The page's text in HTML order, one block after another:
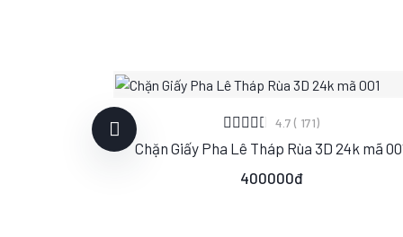
XEM CHI TIẾT
S M L
4.7 ( 171)
Chặn Giấy Pha Lê Tháp Rùa 3D 24k mã
400000đ